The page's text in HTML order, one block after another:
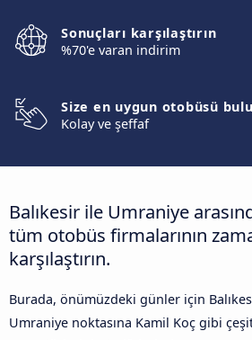
Sonuçları karşılaştırın
%70'e varan indirim
Size en uygun otobüsü
Kolay ve şeffaf
Balıkesir ile Umraniye
tüm otobüs firmalarının
karşılaştırın.
Burada, önümüzdeki günler için
Umraniye noktasına Kamil Koç gibi